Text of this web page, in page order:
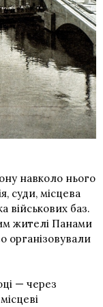
навколо нього
суди, місцева
військових баз.
жителі Панами
організовували
— через